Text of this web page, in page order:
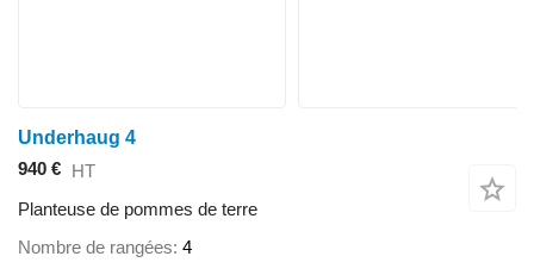
Underhaug 4
940 € HT
Planteuse de pommes de terre
Nombre de rangées 4